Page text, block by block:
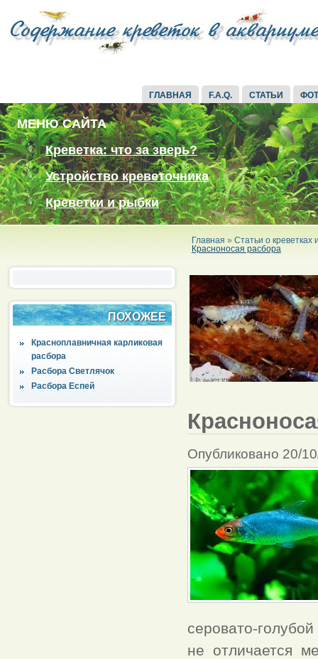
ГЛАВНАЯ F.A.Q. СТАТЬИ
МЕНЮ САЙТА
Креветка: что за зверь?
Устройство креветочника
Креветки и рыбки
Главная » Статьи о креветках
Красноносая расбора
ПОХОЖЕЕ
Красноплавничная карликовая
расбора
Расбора Светлячок
Расбора Еспей
Опубликовано 20/
серовато-
не отличается